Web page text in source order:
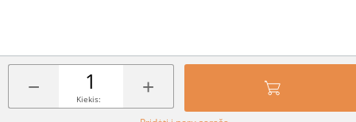
− +
Kiekis: